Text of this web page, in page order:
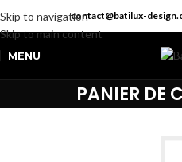
Skip to navigation
Skip to main content
contact@batilux-
MENU
PANIER DE